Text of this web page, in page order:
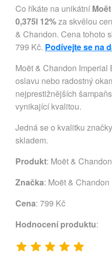
Co říkáte na unikátní
0,375l 12%za skvělou
& Chandon. Cena tohoto
799 Kč. Podívejte se na
Moët & Chandon Imperial
oslavu nebo radostný
nejprestižnějších
vynikající kvalitou.
Jedná se o kvalitku
skladem.
Produkt: Moët &
Značka: Moët & Chandon
Cena: 799 Kč
Hodnocení produktu: